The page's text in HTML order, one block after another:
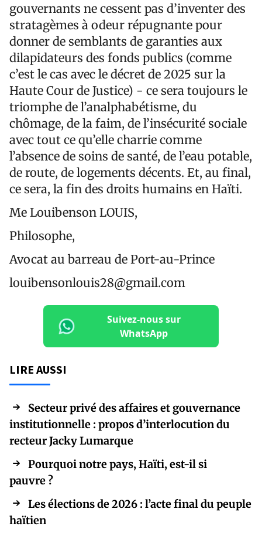
gouvernants ne cessent pas d’inventer des
stratagèmes à odeur répugnante pour
donner de semblants de garanties aux
dilapidateurs des fonds publics (comme
c’est le cas avec le décret de 2025 sur la
Haute Cour de Justice) - ce sera toujours le
triomphe de l’analphabétisme, du
chômage, de la faim, de l’insécurité sociale
avec tout ce qu’elle charrie comme
l’absence de soins de santé, de l’eau potable,
de route, de logements décents. Et, au final,
ce sera, la fin des droits humains en Haïti.
Me Louibenson LOUIS,
Philosophe,
Avocat au barreau de Port-au-Prince
louibensonlouis28@gmail.com
Suivez-nous sur
WhatsApp
LIRE AUSSI
Secteur privé des affaires et gouvernance
institutionnelle : propos d’interlocution du
recteur Jacky Lumarque
Pourquoi notre pays, Haïti, est-il si
pauvre ?
Les élections de 2026 : l’acte final du peuple
haïtien